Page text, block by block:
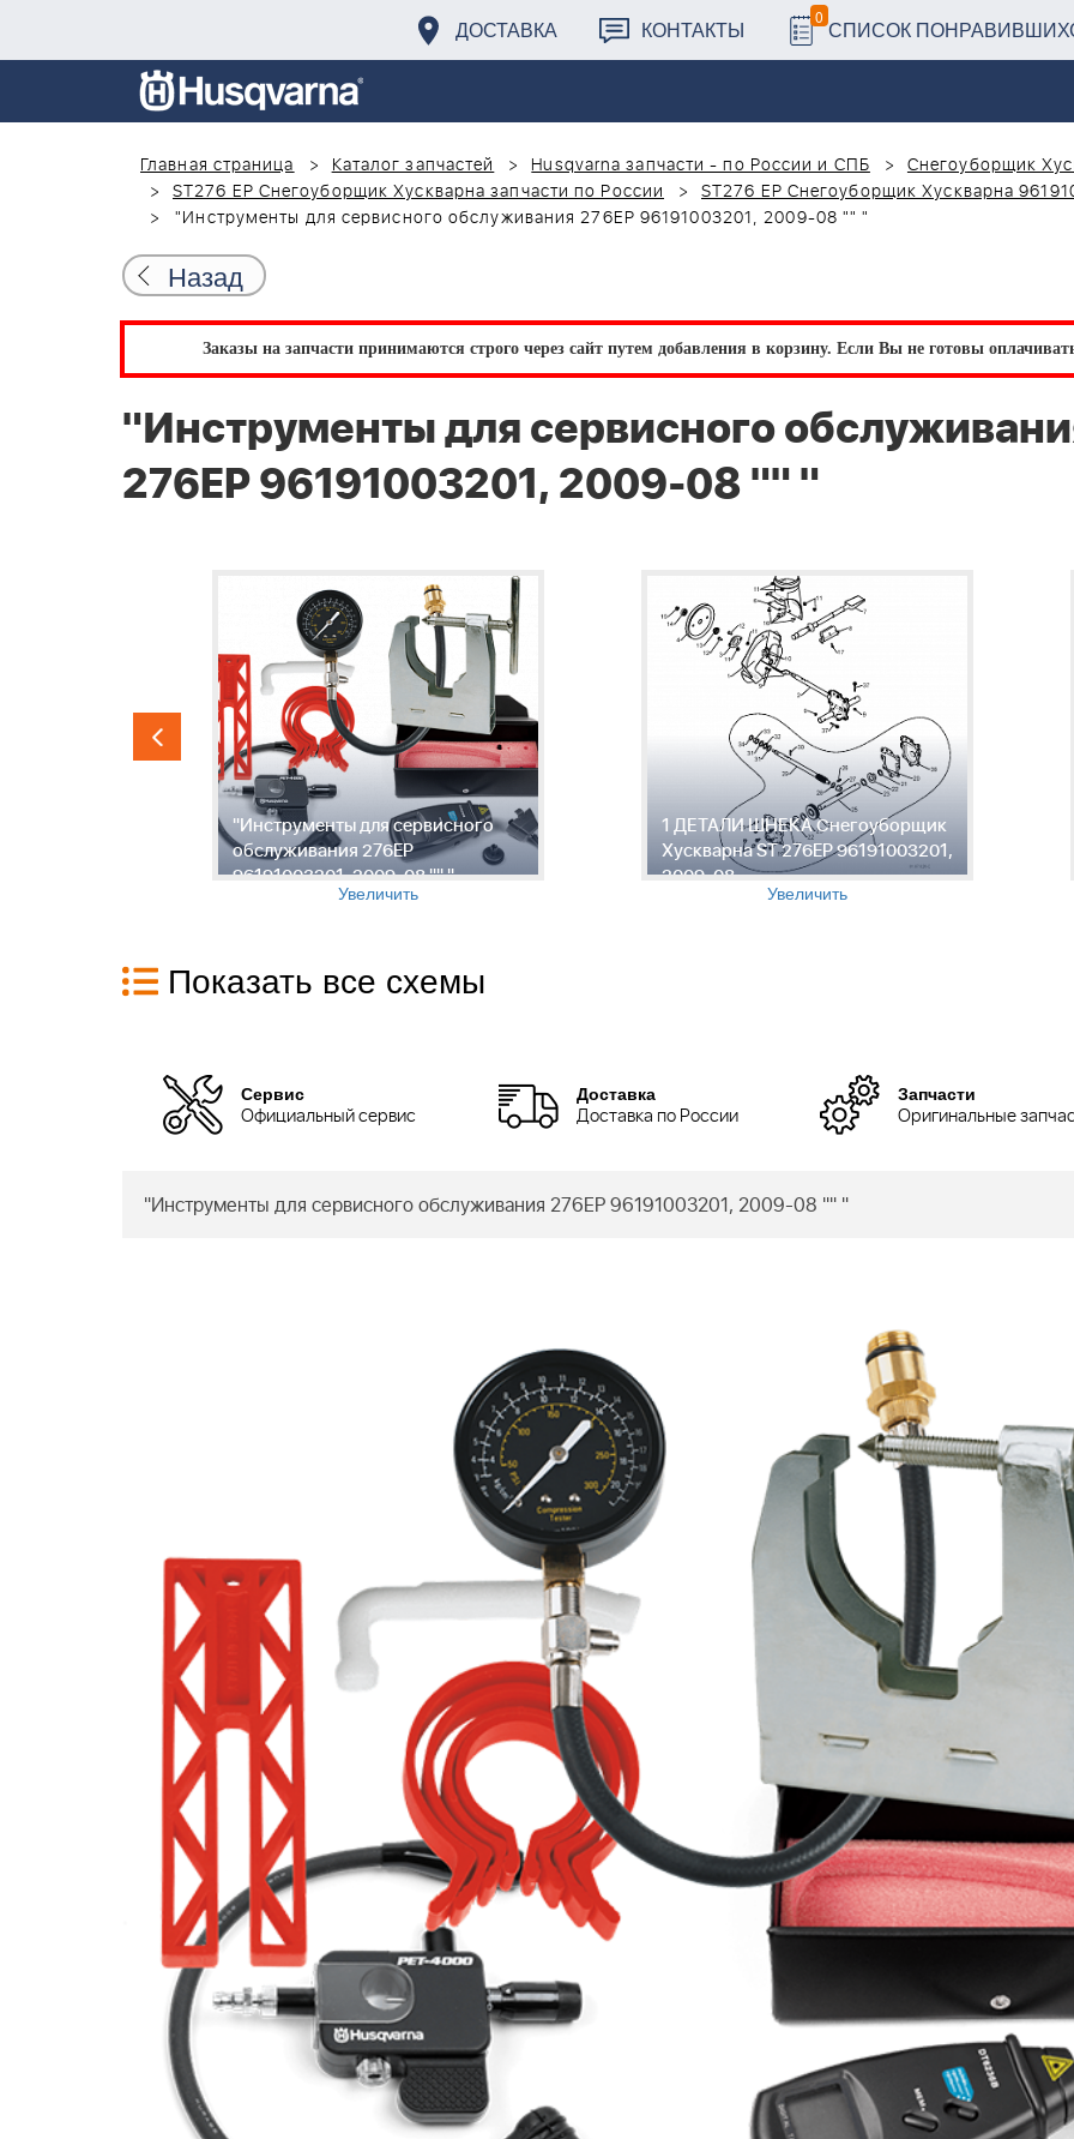
ДОСТАВКА КОНТАКТЫ 0 СПИСОК
Главная страница
Каталог запчастей Husqvarna запчасти - по России и СПБ
Снегоуборщик
ST276 EP Снегоуборщик Хускварна запчасти по России
ST276 EP Снегоуборщик Хускварна
"Инструменты для сервисного обслуживания 276EP 96191003201, 2009-08 "" "
Назад
Заказы на запчасти принимаются строго через сайт путем добавления в корзину. Если Вы не готовы
"Инструменты для сервисного
276EP 96191003201, 2009-08 "" "
"Инструменты для сервисного
обслуживания 276EP
96191003201, 2009-08 "" "
Увеличить
1 ДЕТАЛИ ШНЕКА Снегоуборщик
Хускварна ST 276EP 96191003201,
2009-08
Увеличить
Показать все схемы
Сервис
Официальный сервис
Доставка
Доставка по России
Запчасти
Оригинальные
"Инструменты для сервисного обслуживания 276EP 96191003201, 2009-08 "" "